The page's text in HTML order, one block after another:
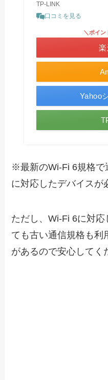
TP-LINK
口コミを見る
＼ポイン
Yahoo
※最新のWi-Fi 6規格で
に対応したデバイスが
ただし、Wi-Fi 6に対
ても古い通信規格も利
があるので安心してく